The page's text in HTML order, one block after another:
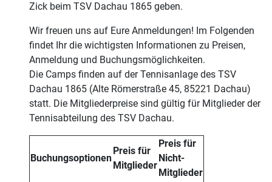
Zick beim TSV Dachau 1865 geben.
Wir freuen uns auf Eure Anmeldungen! Im Folgenden
findet Ihr die wichtigsten Informationen zu Preisen,
Anmeldung und Buchungsmöglichkeiten.
Die Camps finden auf der Tennisanlage des TSV
Dachau 1865 (Alte Römerstraße 45, 85221 Dachau)
statt. Die Mitgliederpreise sind gültig für Mitglieder der
Tennisabteilung des TSV Dachau.
Buchungsoptionen
Preis für
Mitglieder
Preis für
Nicht-
Mitglieder